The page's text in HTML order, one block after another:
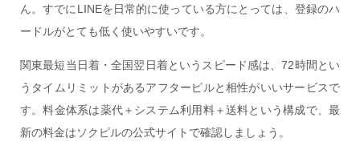
ん。すでにLINEを日常的に使っている方にとっては、登録のハ
ードルがとても低く使いやすいです。
関東最短当日着・全国翌日着というスピード感は、72時間とい
うタイムリミットがあるアフターピルと相性がいいサービスで
す。料金体系は薬代＋システム利用料＋送料という構成で、最
新の料金はソクピルの公式サイトで確認しましょう。